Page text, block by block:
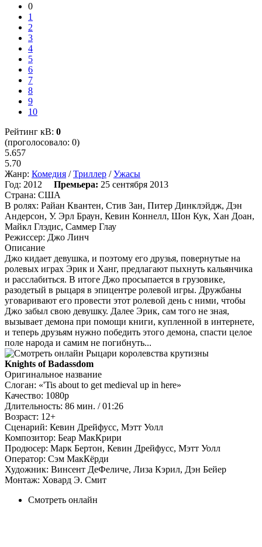
0
1
2
3
4
5
6
7
8
9
10
Рейтинг кВ: 0
(проголосовало: 0)
5.657
5.70
Жанр: Комедия /Триллер /Ужасы
Год: 2012 Премьера: 25 сентября 2013
Страна: США
В ролях: Райан Квантен, Стив Зан, Питер Динклэйдж, Дэн
Андерсон, У. Эрл Браун, Кевин Коннелл, Шон Кук, Хан Доан,
Майкл Глэдис, Саммер Глау
Режиссер: Джо Линч
Описание
Джо кидает девушка, и поэтому его друзья, повернутые на
ролевых играх Эрик и Ханг, предлагают пыхнуть кальянчика
и расслабиться. В итоге Джо просыпается в грузовике,
разодетый в рыцаря в эпицентре ролевой игры. Дружбаны
уговаривают его провести этот ролевой день с ними, чтобы
Джо забыл свою девушку. Далее Эрик, сам того не зная,
вызывает демона при помощи книги, купленной в интернете,
и теперь друзьям нужно победить этого демона, спасти целое
поле народа и самим не погибнуть...
Knights of Badassdom
Оригинальное название
Слоган: «'Tis about to get medieval up in here»
Качество: 1080p
Длительность: 86 мин. / 01:26
Возраст: 12+
Сценарий: Кевин Дрейфусс, Мэтт Уолл
Композитор: Беар МакКрири
Продюсер: Марк Бертон, Кевин Дрейфусс, Мэтт Уолл
Оператор: Сэм МакКёрди
Художник: Винсент ДеФеличе, Лиза Кэрил, Дэн Бейер
Монтаж: Ховард Э. Смит
Смотреть онлайн